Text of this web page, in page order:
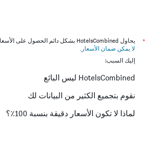
*
يحاول HotelsCombined بشكل دائم الحصول على الأسعار الدقيقة، ولكن
لا يمكن ضمان الأسعار .
إليك السبب:
HotelsCombined ليس البائع
نقوم بتجميع الكثير من البيانات لك
لماذا لا تكون الأسعار دقيقة بنسبة 100٪؟